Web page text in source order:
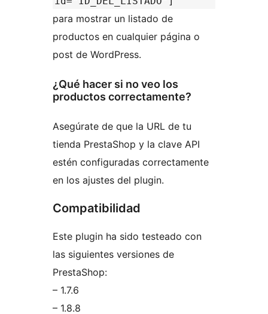
para mostrar un listado de
productos en cualquier página o
post de WordPress.
¿Qué hacer si no veo los
productos correctamente?
Asegúrate de que la URL de tu
tienda PrestaShop y la clave API
estén configuradas correctamente
en los ajustes del plugin.
Compatibilidad
Este plugin ha sido testeado con
las siguientes versiones de
PrestaShop:
– 1.7.6
– 1.8.8